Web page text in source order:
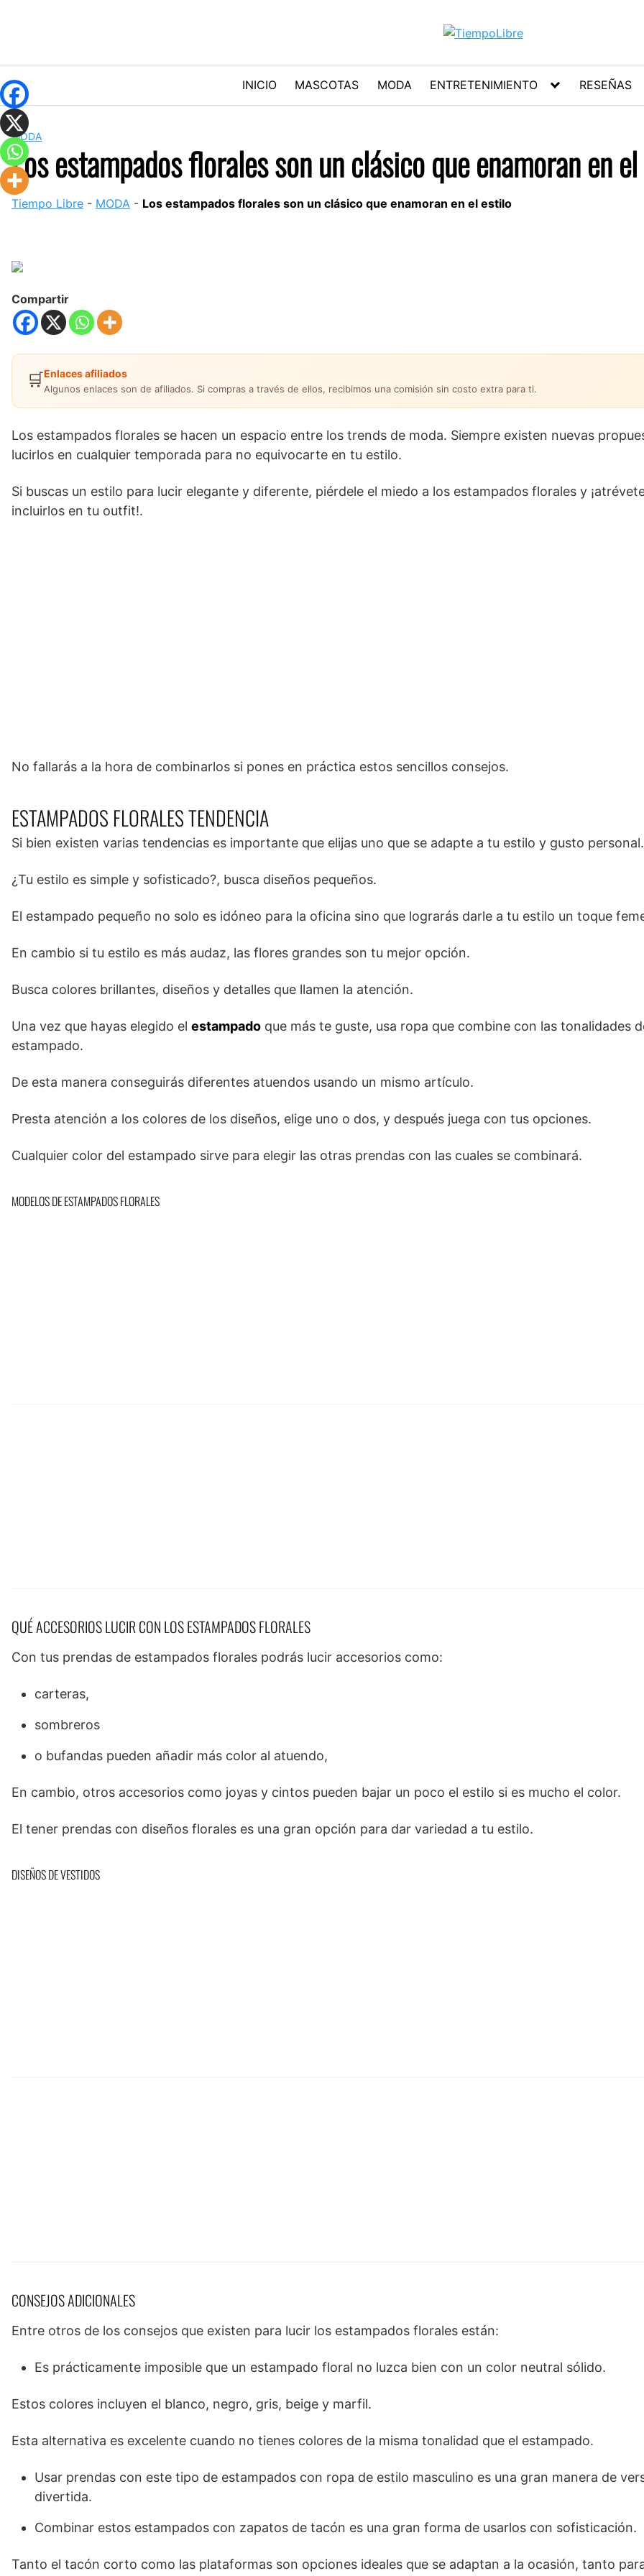
INICIO MASCOTAS MODA ENTRETENIMIENTO RESEÑAS
MODA
Los estampados florales son un clásico que enamoran en
Tiempo Libre - MODA - Los estampados florales son un clásico que enamoran en el estilo
Compartir
🛒Enlaces afiliados
Algunos enlaces son de afiliados. Si compras a través de ellos, recibimos una comisión sin costo extra para ti.
Los estampados florales se hacen un espacio entre los trends de moda. Siempre existen nuevas
lucirlos en cualquier temporada para no equivocarte en tu estilo.
Si buscas un estilo para lucir elegante y diferente, piérdele el miedo a los estampados florales y
incluirlos en tu outfit!.
No fallarás a la hora de combinarlos si pones en práctica estos sencillos consejos.
ESTAMPADOS FLORALES TENDENCIA
Si bien existen varias tendencias es importante que elijas uno que se adapte a tu estilo y gusto personal.
¿Tu estilo es simple y sofisticado?, busca diseños pequeños.
El estampado pequeño no solo es idóneo para la oficina sino que lograrás darle a tu estilo un toque
En cambio si tu estilo es más audaz, las flores grandes son tu mejor opción.
Busca colores brillantes, diseños y detalles que llamen la atención.
Una vez que hayas elegido el estampado que más te guste, usa ropa que combine con las tonalidades
estampado.
De esta manera conseguirás diferentes atuendos usando un mismo artículo.
Presta atención a los colores de los diseños, elige uno o dos, y después juega con tus opciones.
Cualquier color del estampado sirve para elegir las otras prendas con las cuales se combinará.
MODELOS DE ESTAMPADOS FLORALES
QUÉ ACCESORIOS LUCIR CON LOS ESTAMPADOS FLORALES
Con tus prendas de estampados florales podrás lucir accesorios como:
carteras,
sombreros
o bufandas pueden añadir más color al atuendo,
En cambio, otros accesorios como joyas y cintos pueden bajar un poco el estilo si es mucho el color.
El tener prendas con diseños florales es una gran opción para dar variedad a tu estilo.
DISEÑOS DE VESTIDOS
CONSEJOS ADICIONALES
Entre otros de los consejos que existen para lucir los estampados florales están:
Es prácticamente imposible que un estampado floral no luzca bien con un color neutral sólido.
Estos colores incluyen el blanco, negro, gris, beige y marfil.
Esta alternativa es excelente cuando no tienes colores de la misma tonalidad que el estampado.
Usar prendas con este tipo de estampados con ropa de estilo masculino es una gran manera de
divertida.
Combinar estos estampados con zapatos de tacón es una gran forma de usarlos con sofisticación.
Tanto el tacón corto como las plataformas son opciones ideales que se adaptan a la ocasión, tanto